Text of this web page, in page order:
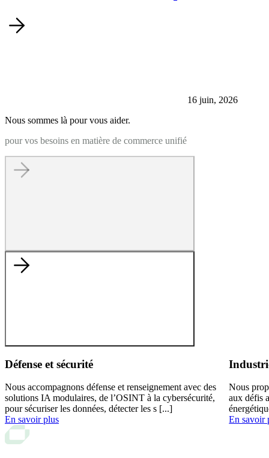
16 juin, 2026
Nous sommes là pour vous aider.
pour vos besoins en matière de commerce unifié
Défense et sécurité
Nous accompagnons défense et renseignement avec des
solutions IA modulaires, de l’OSINT à la cybersécurité,
pour sécuriser les données, détecter les s [...]
En savoir plus
Nous
aux défis
En savoir